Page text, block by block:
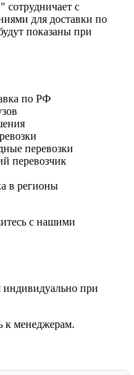
с
для доставки по
показаны при
по РФ
перевозки
перевозчик
в регионы
с нашими
индивидуально при
к менеджерам.